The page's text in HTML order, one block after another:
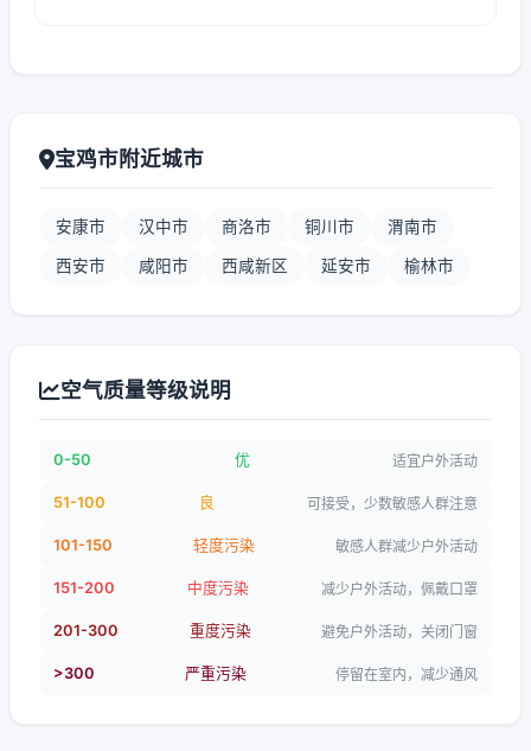
宝鸡市附近城市
安康市 汉中市 商洛市 铜川市 渭南市
西安市 咸阳市 西咸新区 延安市 榆林市
空气质量等级说明
0-50 优 适宜户外活动
51-100 良 可接受，少数敏感人群注意
101-150 轻度污染 敏感人群减少户外活动
151-200 中度污染 减少户外活动，佩戴口罩
201-300 重度污染 避免户外活动，关闭门窗
>300 严重污染 停留在室内，减少通风